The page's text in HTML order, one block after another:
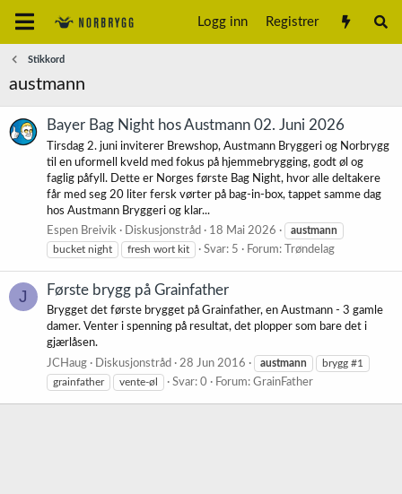
Logg inn Registrer
Stikkord
austmann
Bayer Bag Night hos Austmann 02. Juni 2026
Tirsdag 2. juni inviterer Brewshop, Austmann Bryggeri og Norbrygg
til en uformell kveld med fokus på hjemmebrygging, godt øl og
faglig påfyll. Dette er Norges første Bag Night, hvor alle deltakere
får med seg 20 liter fersk vørter på bag-in-box, tappet samme dag
hos Austmann Bryggeri og klar...
Espen Breivik
Diskusjonstråd 18 Mai 2026
austmann
bucket night
fresh wort kit Svar: 5 Forum: Trøndelag
J Første brygg på Grainfather
Brygget det første brygget på Grainfather, en Austmann - 3 gamle
damer. Venter i spenning på resultat, det plopper som bare det i
gjærlåsen.
JCHaug
Diskusjonstråd 28 Jun 2016 austmann
brygg #1
grainfather
vente-øl Svar: 0 Forum: GrainFather